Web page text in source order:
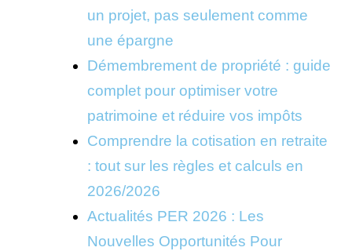
un projet, pas seulement comme
une épargne
Démembrement de propriété : guide
complet pour optimiser votre
patrimoine et réduire vos impôts
Comprendre la cotisation en retraite
: tout sur les règles et calculs en
2026/2026
Actualités PER 2026 : Les
Nouvelles Opportunités Pour